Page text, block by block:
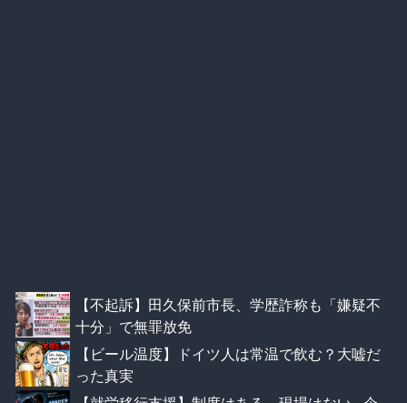
【不起訴】田久保前市長、学歴詐称も「嫌疑不
十分」で無罪放免
【ビール温度】ドイツ人は常温で飲む？大嘘だ
った真実